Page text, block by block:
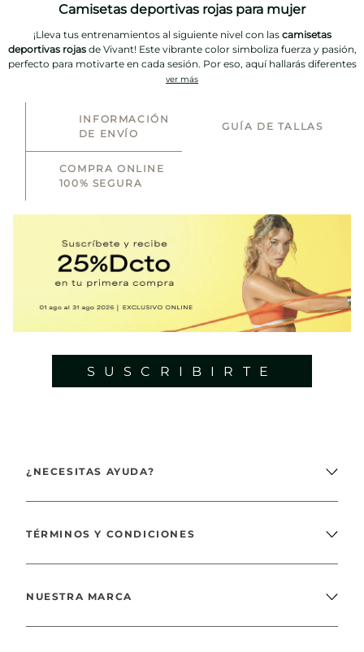
Camisetas deportivas rojas para mujer
¡Lleva tus entrenamientos al siguiente nivel con las camisetas
deportivas rojasde Vivant! Este vibrante color simboliza fuerza y pasión,
perfecto para motivarte en cada sesión. Por eso, aquí hallarás diferentes
versiones que le darán un toque trendy a tus looks de tendencia sport o
El diseño de estas piezas no solo se distingue por su estética, sino
también por su practicidad y funcionalidad. Para empezar, el punto
focal de estas camisetas está en su confección eco amigable con
algodón orgánico, Tencel o poliéster reciclado, logrando prendas
transpirables y cómodas.
Por otro lado, nuestras camisetas rojas han sido construidas sin
costuras, con mallas en la espalda, aberturas, marquillas decorativas,
microperforados y otros detalles que las hacen únicas.
Logra un óptimo desempeño en tus rutinas con los outfits que puedes
lograr junto a Vivant.
ver más
INFORMACIÓN
DE ENVÍO
GUÍA DE TALLAS
COMPRA ONLINE
100% SEGURA
SUSCRIBIRTE
¿NECESITAS AYUDA?
TÉRMINOS Y CONDICIONES
NUESTRA MARCA